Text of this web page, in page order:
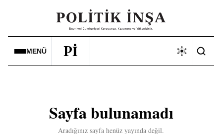
MENÜ Pİ
Sayfa bulunamadı
Aradığınız sayfa henüz yayında değil.